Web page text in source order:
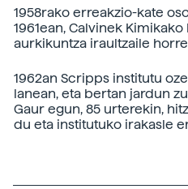
1958rako erreakzio-kate
1961ean, Calvinek
aurkikuntza iraultzaile
1962an Scripps institutu
lanean, eta bertan jardun
Gaur egun, 85 urterekin,
du eta institutuko irakasle